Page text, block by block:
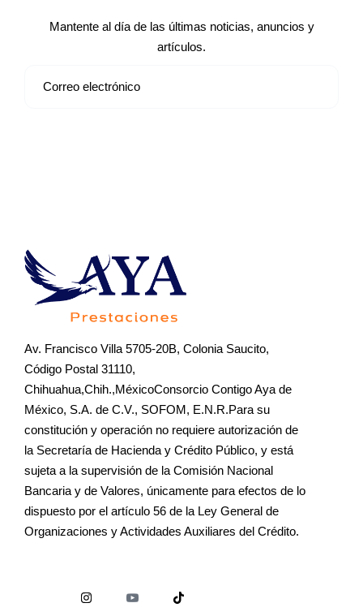
Mantente al día de las últimas noticias, anuncios y
artículos.
Av. Francisco Villa 5705-20B, Colonia Saucito,
Código Postal 31110,
Chihuahua,Chih.,MéxicoConsorcio Contigo Aya de
México, S.A. de C.V., SOFOM, E.N.R.Para su
constitución y operación no requiere autorización de
la Secretaría de Hacienda y Crédito Público, y está
sujeta a la supervisión de la Comisión Nacional
Bancaria y de Valores, únicamente para efectos de lo
dispuesto por el artículo 56 de la Ley General de
Organizaciones y Actividades Auxiliares del Crédito.